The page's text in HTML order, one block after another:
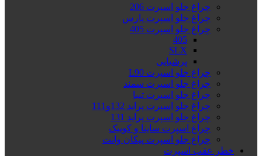
چراغ جلو اسپرت 206
چراغ جلو اسپرت پارس
چراغ جلو اسپرت 405
405
SLX
پرشیایی
چراغ جلو اسپرت L90
چراغ جلو اسپرت سمند
چراغ جلو اسپرت تیبا
چراغ جلو اسپرت پراید 132و111
چراغ جلو اسپرت پراید 131
چراغ اسپرت ساینا و کوییک
چراغ جلو اسپرت پیکان وانت
خطر عقب اسپرت